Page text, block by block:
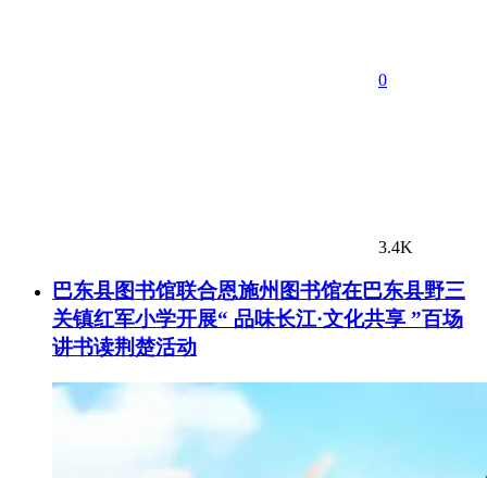
0
3.4K
巴东县图书馆联合恩施州图书馆在巴东县野三
关镇红军小学开展“ 品味长江·文化共享 ”百场
讲书读荆楚活动